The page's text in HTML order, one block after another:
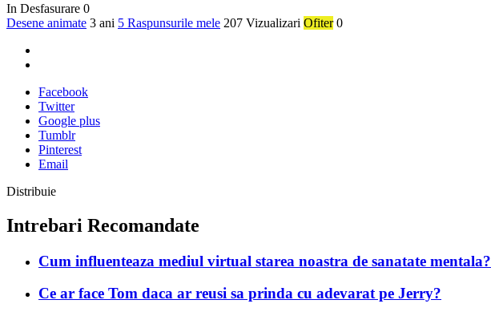
In Desfasurare 0
Desene animate 3 ani 5 Raspunsurile mele 207 Vizualizari Ofiter 0
Facebook
Twitter
Google plus
Tumblr
Pinterest
Email
Distribuie
Intrebari Recomandate
Cum influenteaza mediul virtual starea noastra de sanatate mentala?
Ce ar face Tom daca ar reusi sa prinda cu adevarat pe Jerry?